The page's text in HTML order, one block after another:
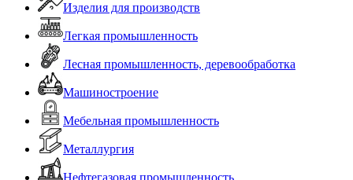
Изделия для производств
Легкая промышленность
Лесная промышленность, деревообработка
Машиностроение
Мебельная промышленность
Металлургия